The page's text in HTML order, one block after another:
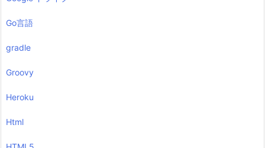
Go言語
gradle
Groovy
Heroku
Html